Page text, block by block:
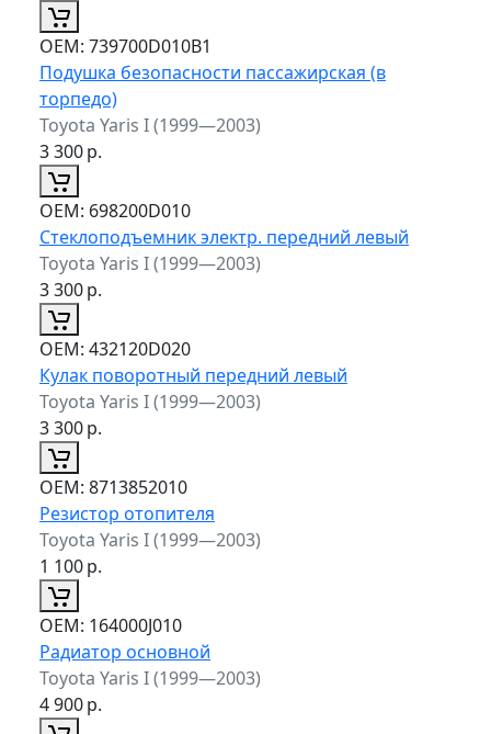
ОЕМ: 739700D010B1
Подушка безопасности пассажирская (в
торпедо)
Toyota Yaris I (1999—2003)
3 300р.
ОЕМ: 698200D010
Стеклоподъемник электр. передний левый
Toyota Yaris I (1999—2003)
3 300р.
ОЕМ: 432120D020
Кулак поворотный передний левый
Toyota Yaris I (1999—2003)
3 300р.
ОЕМ: 8713852010
Резистор отопителя
Toyota Yaris I (1999—2003)
1 100р.
ОЕМ: 164000J010
Радиатор основной
Toyota Yaris I (1999—2003)
4 900р.